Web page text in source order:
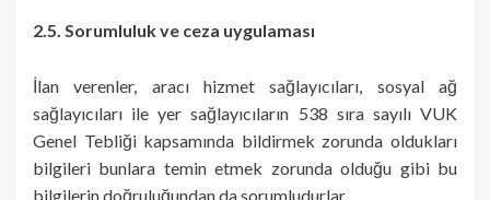
2.5. Sorumluluk ve ceza uygulaması
İlan verenler, aracı hizmet sağlayıcıları, sosyal ağ
sağlayıcıları ile yer sağlayıcıların 538 sıra sayılı VUK
Genel Tebliği kapsamında bildirmek zorunda oldukları
bilgileri bunlara temin etmek zorunda olduğu gibi bu
bilgilerin doğruluğundan da sorumludurlar.